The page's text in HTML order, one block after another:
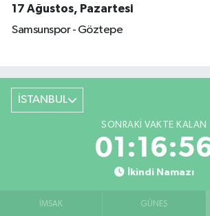
17 Ağustos, Pazartesi
Samsunspor - Göztepe
İSTANBUL
SONRAKI VAKTE KALAN
İkindi Namazı
İMSAK GÜNEŞ